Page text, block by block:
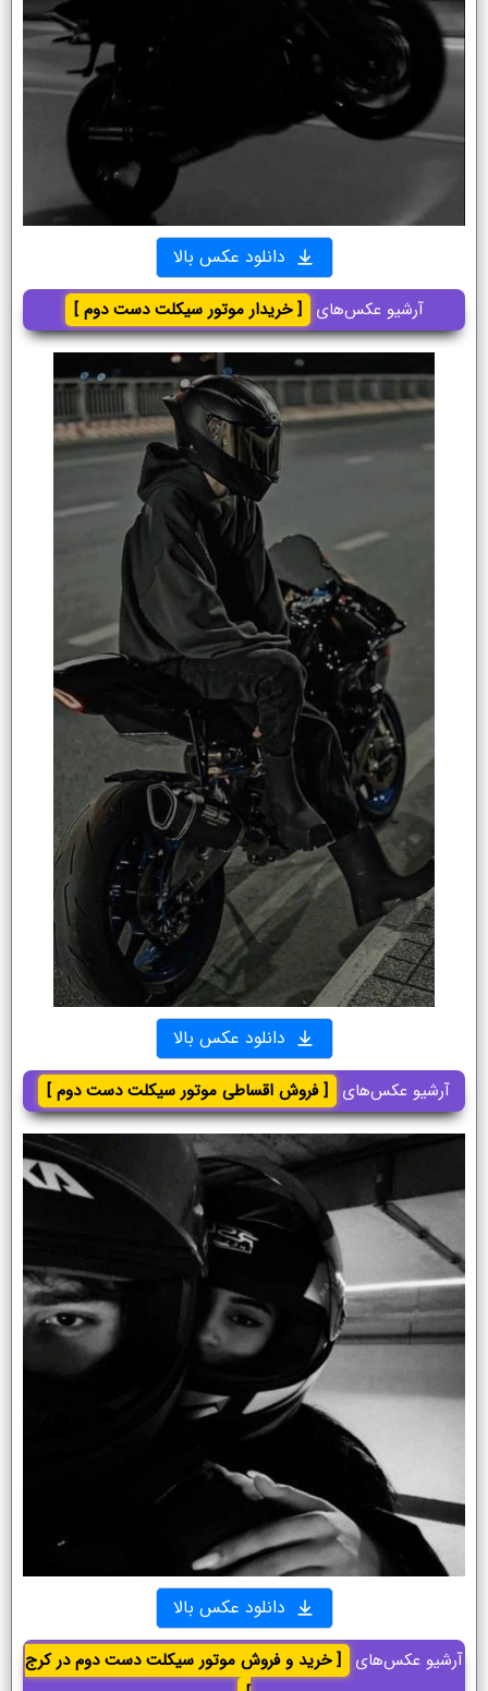
دانلود عکس بالا
آرشیو عکس‌های [ خریدار موتور سیکلت دست دوم ]
دانلود عکس بالا
آرشیو عکس‌های [ فروش اقساطی موتور سیکلت دست دوم ]
دانلود عکس بالا
آرشیو عکس‌های [ خرید و فروش موتور سیکلت دست دوم در کرج